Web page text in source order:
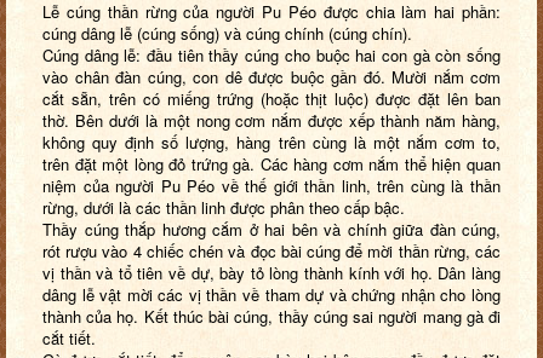
Lễ cúng thần rừng của người Pu Péo được chia làm hai phần:
cúng dâng lễ (cúng sống) và cúng chính (cúng chín).
Cúng dâng lễ: đầu tiên thầy cúng cho buộc hai con gà còn sống
vào chân đàn cúng, con dê được buộc gần đó. Mười nắm cơm
cắt sẵn, trên có miếng trứng (hoặc thịt luộc) được đặt lên ban
thờ. Bên dưới là một nong cơm nắm được xếp thành năm hàng,
không quy định số lượng, hàng trên cùng là một nắm cơm to,
trên đặt một lòng đỏ trứng gà. Các hàng cơm nắm thể hiện quan
niệm của người Pu Péo về thế giới thần linh, trên cùng là thần
rừng, dưới là các thần linh được phân theo cấp bậc.
Thầy cúng thắp hương cắm ở hai bên và chính giữa đàn cúng,
rót rượu vào 4 chiếc chén và đọc bài cúng để mời thần rừng, các
vị thần và tổ tiên về dự, bày tỏ lòng thành kính với họ. Dân làng
dâng lễ vật mời các vị thần về tham dự và chứng nhận cho lòng
thành của họ. Kết thúc bài cúng, thầy cúng sai người mang gà đi
cắt tiết.